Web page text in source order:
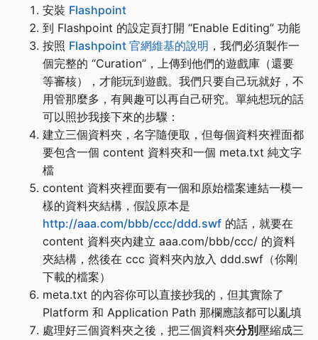
安裝 Flashpoint
到 Flashpoint 的設定頁打開 “Enable Editing” 功能
按照 Flashpoint 官網維基的說明 ，我們必須製作一
個完整的 “Curation”，上傳到他們的遊戲庫（還要
等審核），才能玩到遊戲。我們只要自己玩就好，不
用管那麼多，有興趣可以再自己研究。單純想玩的話
可以照抄我接下來的步驟：
建立三個資料夾，名字隨便取，但每個資料夾裡面都
要包含一個 content 資料夾和一個 meta.txt 純文字
檔
content 資料夾裡面要有一個和原始檔案連結一模一
樣的資料夾結構，假設原本是
http://aaa.com/bbb/ccc/ddd.swf 的話，就要在
content 資料夾內建立 aaa.com/bbb/ccc/ 的資料
夾結構，然後在 ccc 資料夾內放入 ddd.swf（你剛
下載的檔案）
meta.txt 的內容你可以直接抄我的，但其實除了
Platform 和 Application Path 那欄應該都可以亂填
處理好三個資料夾之後，把三個資料夾分別 壓縮成三